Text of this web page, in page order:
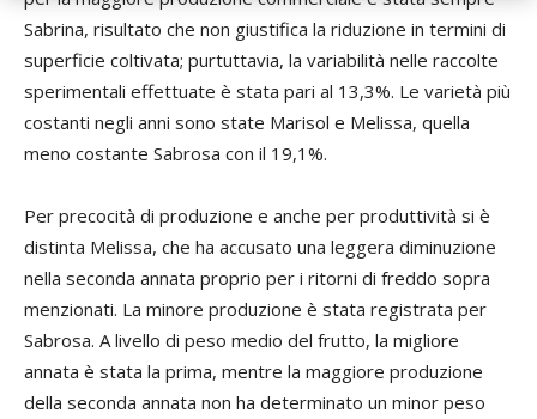
Sabrina, risultato che non giustifica la riduzione in termini di
superficie coltivata; purtuttavia, la variabilità nelle raccolte
sperimentali effettuate è stata pari al 13,3%. Le varietà più
costanti negli anni sono state Marisol e Melissa, quella
meno costante Sabrosa con il 19,1%.
Per precocità di produzione e anche per produttività si è
distinta Melissa, che ha accusato una leggera diminuzione
nella seconda annata proprio per i ritorni di freddo sopra
menzionati. La minore produzione è stata registrata per
Sabrosa. A livello di peso medio del frutto, la migliore
annata è stata la prima, mentre la maggiore produzione
della seconda annata non ha determinato un minor peso